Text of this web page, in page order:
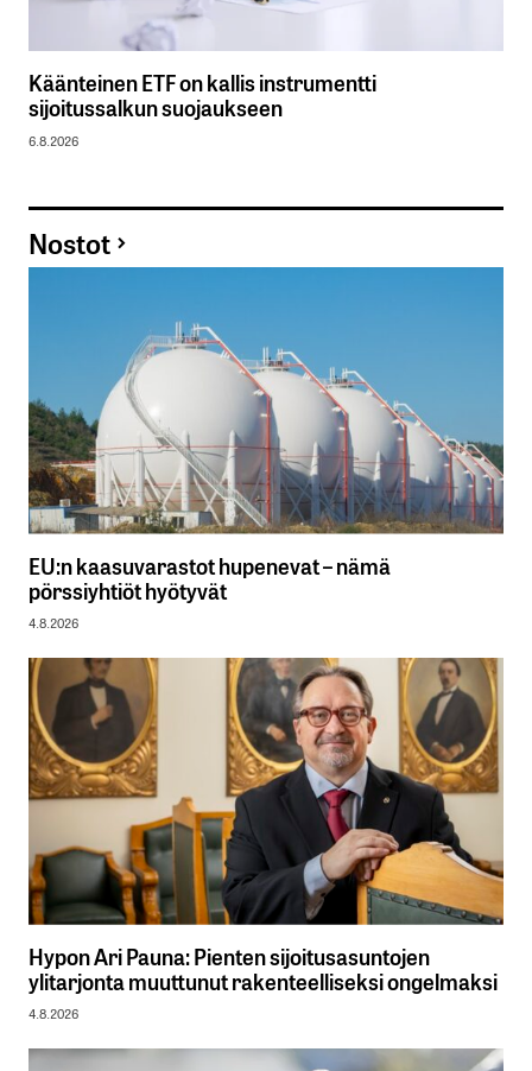
Käänteinen ETF on kallis instrumentti
sijoitussalkun suojaukseen
6.8.2026
Nostot
EU:n kaasuvarastot hupenevat – nämä
pörssiyhtiöt hyötyvät
4.8.2026
Hypon Ari Pauna: Pienten sijoitusasuntojen
ylitarjonta muuttunut rakenteelliseksi ongelmaksi
4.8.2026